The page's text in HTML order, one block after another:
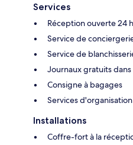
Services
Réception ouverte 24
Service de
Service de
Journaux gratuits dans
Consigne à bagages
Services
Installations
Coffre-fort à la